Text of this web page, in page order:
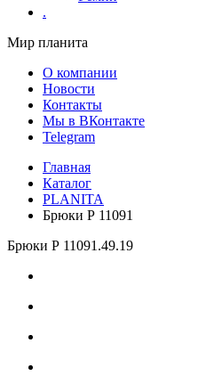
.
Мир планита
О компании
Новости
Контакты
Мы в ВКонтакте
Telegram
Главная
Каталог
PLANITA
Брюки Р 11091
Брюки Р 11091 .49.19